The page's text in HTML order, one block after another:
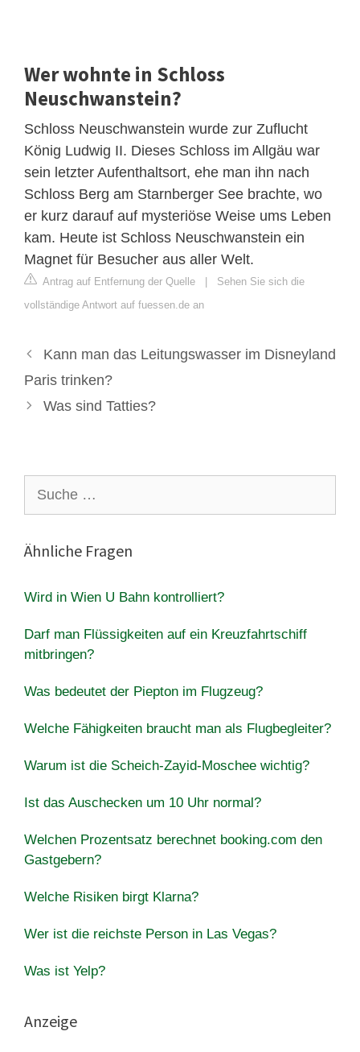
Wer wohnte in Schloss
Neuschwanstein?
Schloss Neuschwanstein wurde zur Zuflucht
König Ludwig II. Dieses Schloss im Allgäu war
sein letzter Aufenthaltsort, ehe man ihn nach
Schloss Berg am Starnberger See brachte, wo
er kurz darauf auf mysteriöse Weise ums Leben
kam. Heute ist Schloss Neuschwanstein ein
Magnet für Besucher aus aller Welt.
Antrag auf Entfernung der Quelle | Sehen Sie sich die
vollständige Antwort auf fuessen.de an
Kann man das Leitungswasser im Disneyland
Paris trinken?
Was sind Tatties?
nach:
Ähnliche Fragen
Wird in Wien U Bahn kontrolliert?
Darf man Flüssigkeiten auf ein Kreuzfahrtschiff
mitbringen?
Was bedeutet der Piepton im Flugzeug?
Welche Fähigkeiten braucht man als Flugbegleiter?
Warum ist die Scheich-Zayid-Moschee wichtig?
Ist das Auschecken um 10 Uhr normal?
Welchen Prozentsatz berechnet booking.com den
Gastgebern?
Welche Risiken birgt Klarna?
Wer ist die reichste Person in Las Vegas?
Was ist Yelp?
Anzeige